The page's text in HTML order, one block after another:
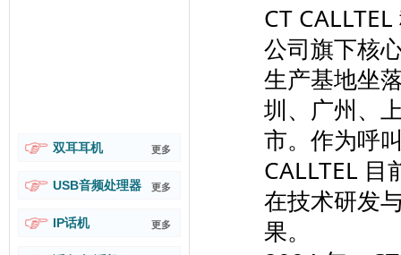
双耳耳机 更多
USB音频处理器 更多
IP话机 更多
CT
公司旗下核
生产基地坐
圳、广州、
市。作为呼
CALLTEL
在技术研发
果。